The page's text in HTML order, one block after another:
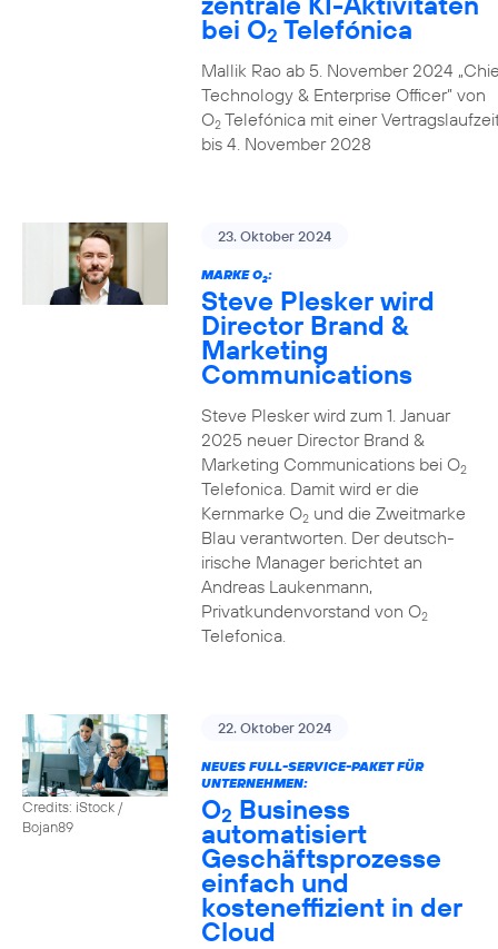
bei O2 Telefónica
Mallik Rao ab 5. November 2024
Technology & Enterprise Officer” von
O2Telefónica mit einer
bis 4. November 2028
23. Oktober 2024
MARKE O2:
Steve Plesker wird
Director Brand &
Marketing
Communications
Steve Plesker wird zum 1. Januar
2025 neuer Director Brand &
Marketing Communications bei O2
Telefonica. Damit wird er die
Kernmarke O2und die Zweitmarke
Blau verantworten. Der deutsch-
irische Manager berichtet an
Andreas Laukenmann,
Privatkundenvorstand von O2
Telefonica.
Credits: iStock /
Bojan89
22. Oktober 2024
NEUES FULL-SERVICE-PAKET FÜR
UNTERNEHMEN:
O2 Business
automatisiert
Geschäftsprozesse
einfach und
kosteneffizient in der
Cloud